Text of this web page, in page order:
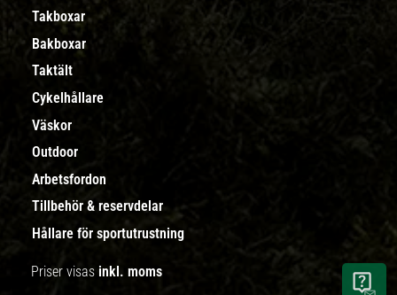
Takboxar
Bakboxar
Taktält
Cykelhållare
Väskor
Outdoor
Arbetsfordon
Tillbehör & reservdelar
Hållare för sportutrustning
Priser visas inkl. moms